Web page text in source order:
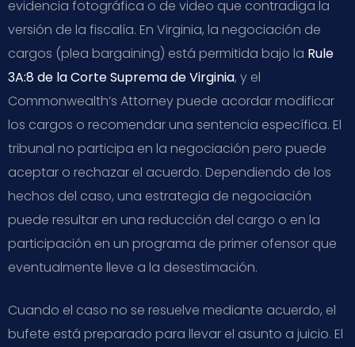
evidencia fotográfica o de video que contradiga la
versión de la fiscalía. En Virginia, la negociación de
cargos (plea bargaining) está permitida bajo la Rule
3A:8 de la Corte Suprema de Virginia, y el
Commonwealth’s Attorney puede acordar modificar
los cargos o recomendar una sentencia específica. El
tribunal no participa en la negociación pero puede
aceptar o rechazar el acuerdo. Dependiendo de los
hechos del caso, una estrategia de negociación
puede resultar en una reducción del cargo o en la
participación en un programa de primer ofensor que
eventualmente lleve a la desestimación.
Cuando el caso no se resuelve mediante acuerdo, el
bufete está preparado para llevar el asunto a juicio. El